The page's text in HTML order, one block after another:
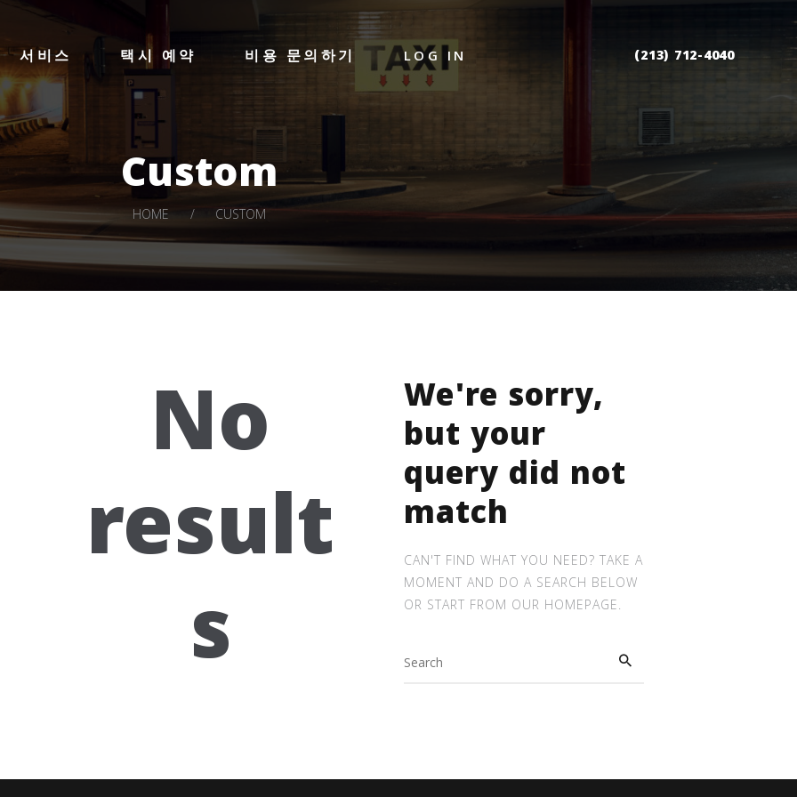
서비스 택시 예약 비용 문의하기 LOG IN (213) 712-4040
Custom
HOME CUSTOM
LA STAR TAXI -엘에이 스타 택시
엘에이 한인 택시 – 공항 픽업 -최저가
HOME
서비스
택시 예약
비용 문의하기
LOG IN
No
result
s
We're sorry,
but your
query did not
match
CAN'T FIND WHAT YOU NEED? TAKE A
MOMENT AND DO A SEARCH BELOW
OR START FROM OUR HOMEPAGE